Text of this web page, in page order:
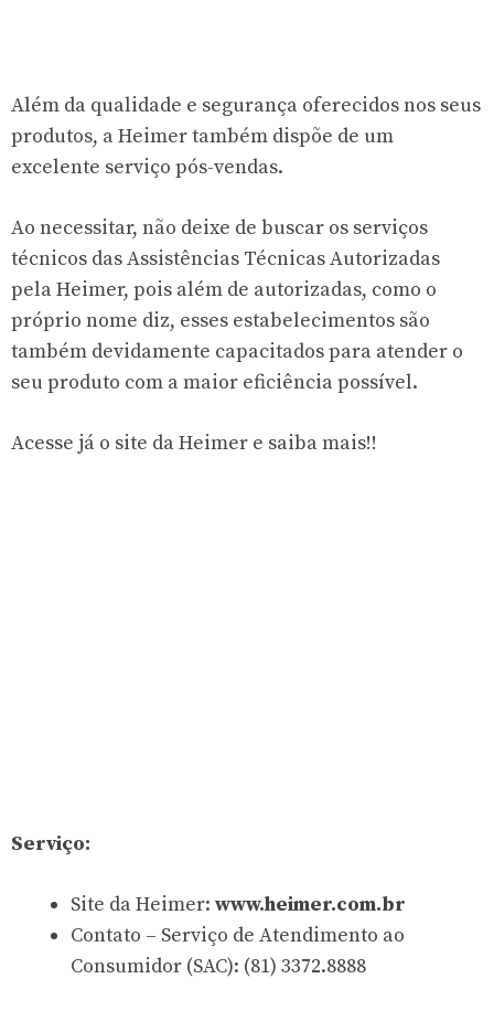
Além da qualidade e segurança oferecidos nos seus
produtos, a Heimer também dispõe de um
excelente serviço pós-vendas.
Ao necessitar, não deixe de buscar os serviços
técnicos das Assistências Técnicas Autorizadas
pela Heimer, pois além de autorizadas, como o
próprio nome diz, esses estabelecimentos são
também devidamente capacitados para atender o
seu produto com a maior eficiência possível.
Acesse já o site da Heimer e saiba mais!!
Serviço:
Site da Heimer: www.heimer.com.br
Contato – Serviço de Atendimento ao
Consumidor (SAC): (81) 3372.8888